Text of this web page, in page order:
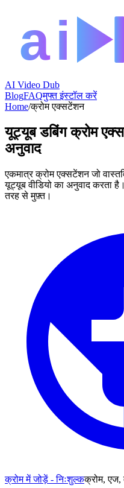
AI Video Dub
BlogFAQमुफ्त इंस्टॉल करें
Home/क्रोम एक्सटेंशन
यूट्यूब डबिंग क्रोम
अनुवाद
एकमात्र क्रोम एक्सटेंशन जो
यूट्यूब वीडियो का अनुवाद करता
तरह से मुफ़्त।
क्रोम में जोड़ें - निःशुल्कक्रोम, एज,